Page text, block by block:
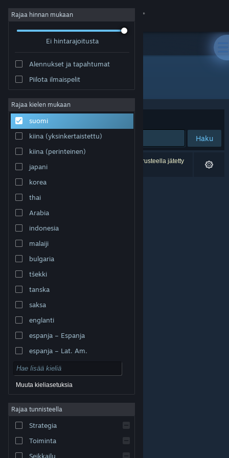
Kirjaudu sisään
Tietoa
Tuki
Vaihda kieli
Hanki Steam-mobiilisovellus
Näytä työpöytäsivusto
© Valve Corporation. Kaikki oikeudet pidätetään. Kaikki
Yhdysvalloissa ja kaikkialla maailmassa.
Helppokäyttötoiminnot
Hyvitykset|Evästeet
Rajaa hinnan mukaan
Ei hintarajoitusta
Alennukset ja tapahtumat
Piilota ilmaispelit
Rajaa kielen mukaan
suomi
kiina (yksinkertaistettu)
kiina (perinteinen)
japani
korea
thai
Arabia
indonesia
malaiji
bulgaria
tšekki
tanska
saksa
englanti
espanja – Espanja
espanja – Lat. Am.
Muuta kieliasetuksia
Rajaa tunnisteella
Strategia
Toiminta
Seikkailu
Julkaisija: Bionic Pony
Järjestelyperuste
Haku
0 tulosta vastaa hakuasi. 1 peli on asetustesi perusteella jätetty
pois.